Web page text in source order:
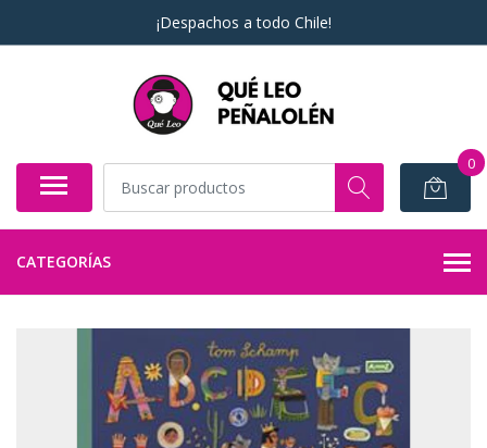
¡Despachos a todo Chile!
0
CATEGORÍAS